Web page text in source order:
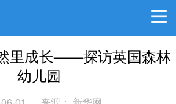
里成长——探访英国森林
幼儿园